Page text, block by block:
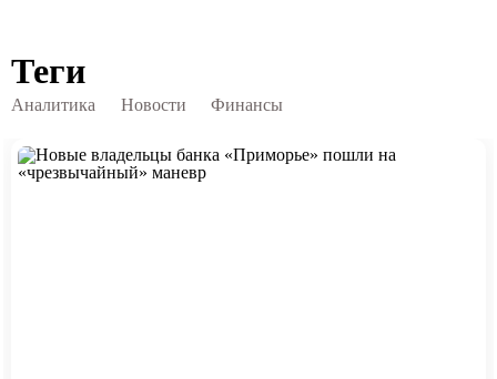
Теги
Аналитика Новости Финансы